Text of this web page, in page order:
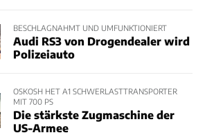
BESCHLAGNAHMT UND UMFUNKTIONIERT
Audi RS3 von Drogendealer wird
Polizeiauto
OSKOSH HET A1 SCHWERLASTTRANSPORTER
MIT 700 PS
Die stärkste Zugmaschine der
US-Armee